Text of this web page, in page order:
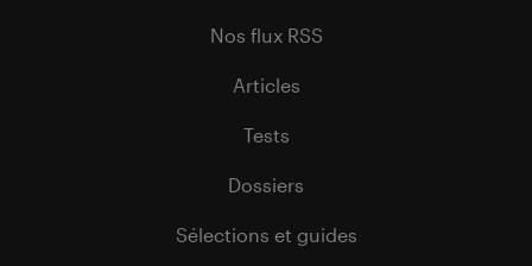
Nos flux RSS
Articles
Tests
Dossiers
Sélections et guides